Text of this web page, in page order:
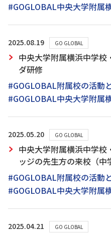
#GOGLOBAL中央大学附属
2025.08.19 GO GLOBAL
中央大学附属横浜中学
ダ研修
#GOGLOBAL附属校の活動
#GOGLOBAL中央大学附属
2025.05.20 GO GLOBAL
中央大学附属横浜中学
ッジの先生方の来校（中
#GOGLOBAL附属校の活動
#GOGLOBAL中央大学附属
2025.04.21 GO GLOBAL